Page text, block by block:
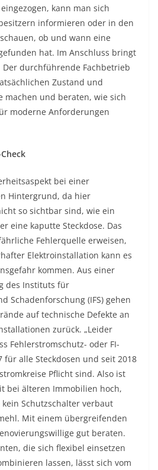
kann man sich
informieren oder in den
ob und wann eine
hat. Im Anschluss bringt
Der durchführende Fachbetrieb
Zustand und
machen und beraten, wie sich
moderne Anforderungen
bei einer
Hintergrund, da hier
so sichtbar sind, wie ein
eine kaputte Steckdose. Das
Fehlerquelle erweisen,
Elektroinstallation kann es
kommen. Aus einer
des Instituts für
Schadenforschung (IFS) gehen
auf technische Defekte an
zurück. „Leider
Fehlerstromschutz- oder FI-
für alle Steckdosen und seit 2018
Pflicht sind. Also ist
bei älteren Immobilien hoch,
Schutzschalter verbaut
Mit einem übergreifenden
gut beraten.
die sich flexibel einsetzen
lassen, lässt sich vom